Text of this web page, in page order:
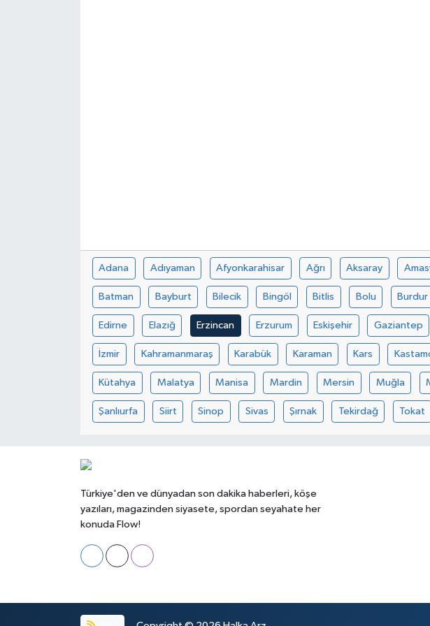
Adana Adıyaman Afyonkarahisar Ağrı Aksaray
Batman Bayburt Bilecik Bingöl Bitlis Bolu Burdur
Edirne Elazığ Erzincan Erzurum Eskişehir Gaziantep
İzmir Kahramanmaraş Karabük Karaman Kars
Kütahya Malatya Manisa Mardin Mersin Muğla
Şanlıurfa Siirt Sinop Sivas Şırnak Tekirdağ Tokat
Türkiye'den ve dünyadan son dakika haberleri, köşe
yazıları, magazinden siyasete, spordan seyahate her
konuda Flow!